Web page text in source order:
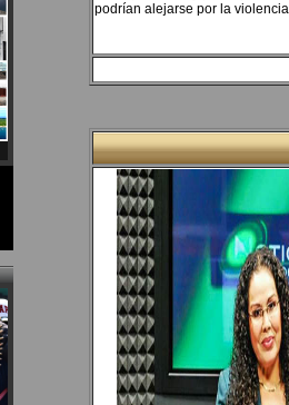
podrían alejarse por la